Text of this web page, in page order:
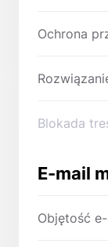
Ochrona
Blokada
E-mail
Objętość